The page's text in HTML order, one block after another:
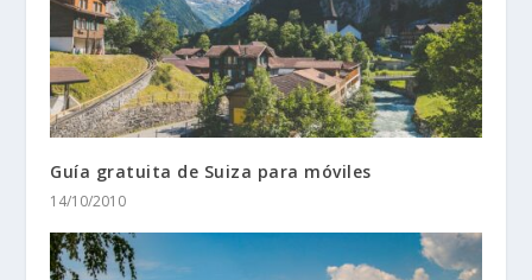
Guía gratuita de Suiza para móviles
14/10/2010